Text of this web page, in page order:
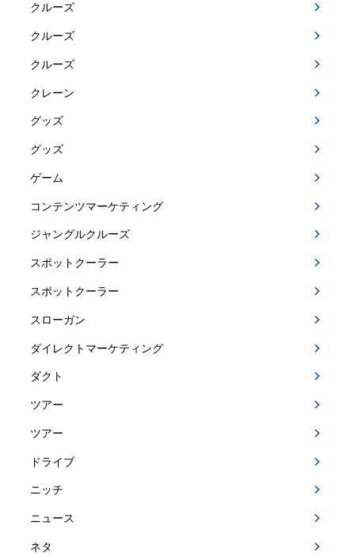
クルーズ
クルーズ
クルーズ
クレーン
グッズ
グッズ
ゲーム
コンテンツマーケティング
ジャングルクルーズ
スポットクーラー
スポットクーラー
スローガン
ダイレクトマーケティング
ダクト
ツアー
ツアー
ドライブ
ニッチ
ニュース
ネタ